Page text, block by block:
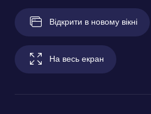
Відкрити в новому вікні
На весь екран